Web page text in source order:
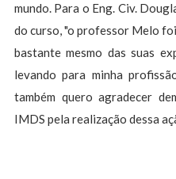
mundo. Para o Eng. Civ.
do curso, "o professor Melo
bastante mesmo das suas
levando para minha
também quero agradecer
IMDS pela realização dessa